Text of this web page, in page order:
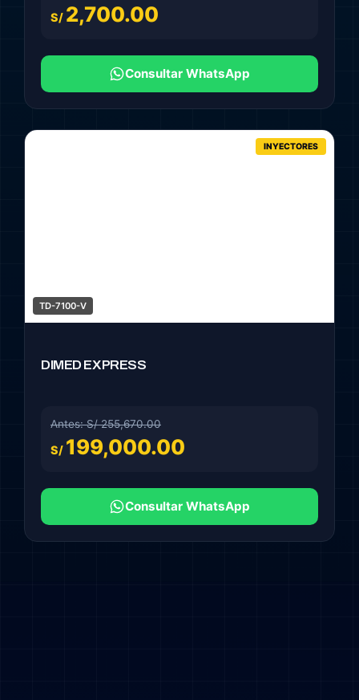
S/ 2,700.00
Consultar WhatsApp
INYECTORES
TD-7100-V
DIMED EXPRESS
Antes: S/ 255,670.00
S/ 199,000.00
Consultar WhatsApp